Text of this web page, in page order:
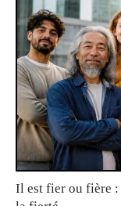
Il est fier ou fière